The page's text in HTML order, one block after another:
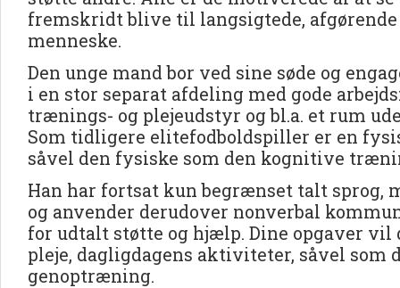
fremskridt blive til langsigtede,
menneske.
Den unge mand bor ved sine søde og
i en stor separat afdeling med gode
trænings- og plejeudstyr og bl.a. et rum
Som tidligere elitefodboldspiller er en
såvel den fysiske som den kognitive
Han har fortsat kun begrænset talt
og anvender derudover nonverbal
for udtalt støtte og hjælp. Dine opgaver
pleje, dagligdagens aktiviteter, såvel som
genoptræning.